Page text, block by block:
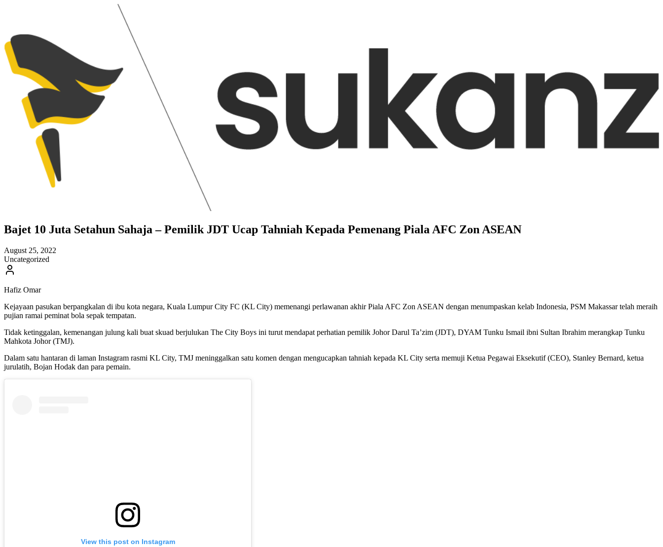
Bajet 10 Juta Setahun Sahaja – Pemilik JDT Ucap Tahniah Kepada Pemenang Piala AFC Zon ASEAN
August 25, 2022
Uncategorized
Hafiz Omar
Kejayaan pasukan berpangkalan di ibu kota negara, Kuala Lumpur City FC (KL City) memenangi perlawanan akhir Piala AFC Zon ASEAN dengan menumpaskan kelab Indonesia, PSM Makassar telah meraih
pujian ramai peminat bola sepak tempatan.
Tidak ketinggalan, kemenangan julung kali buat skuad berjulukan The City Boys ini turut mendapat perhatian pemilik Johor Darul Ta’zim (JDT), DYAM Tunku Ismail ibni Sultan Ibrahim merangkap Tunku
Mahkota Johor (TMJ).
Dalam satu hantaran di laman Instagram rasmi KL City, TMJ meninggalkan satu komen dengan mengucapkan tahniah kepada KL City serta memuji Ketua Pegawai Eksekutif (CEO), Stanley Bernard, ketua
jurulatih, Bojan Hodak dan para pemain.
View this post on Instagram